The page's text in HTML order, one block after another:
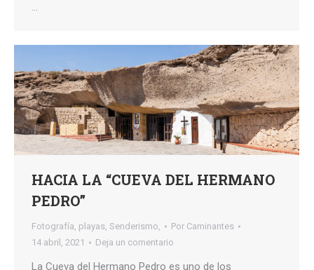
…
HACIA LA “CUEVA DEL HERMANO
PEDRO”
Fotografía, playas, Senderismo, Por Caminantes
14 abril, 2021
Deja un comentario
La Cueva del Hermano Pedro es uno de los